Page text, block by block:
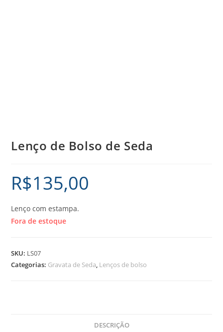
Lenço de Bolso de Seda
R$135,00
Lenço com estampa.
Fora de estoque
SKU: LS07
Categorias: Gravata de Seda, Lenços de bolso
DESCRIÇÃO